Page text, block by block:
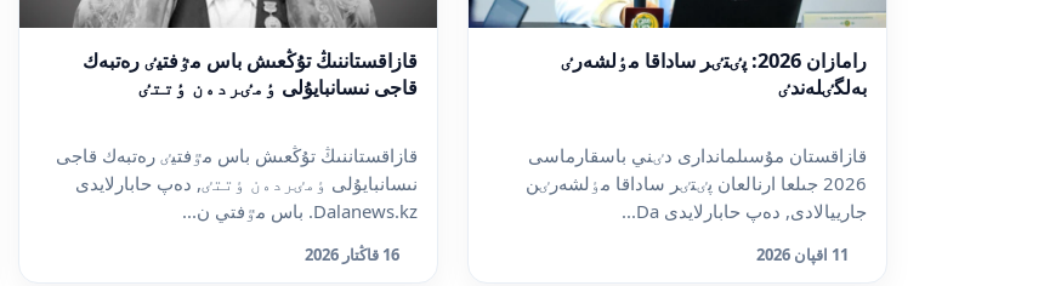
رامازان 2026: پٸتٸر ساداقا مٶلشەرٸ
بەلگٸلەندٸ
قازاقستان مۇسىلماندارى دٸني باسقارماسى
2026 جىلعا ارنالعان پٸتٸر ساداقا مٶلشەرٸن
جارييالادى, دەپ حابارلايدى Da...
11 اقپان 2026
قازاقستاننىڭ تۇڭعىش باس مٷفتيٸ رەتبەك
قاجى نىسانبايۇلى ٶمٸردەن ٶتتٸ
قازاقستاننىڭ تۇڭعىش باس مٷفتيٸ رەتبەك قاجى
نىسانبايۇلى ٶمٸردەن ٶتتٸ, دەپ حابارلايدى
Dalanews.kz. باس مٷفتي ن...
16 قاڭتار 2026